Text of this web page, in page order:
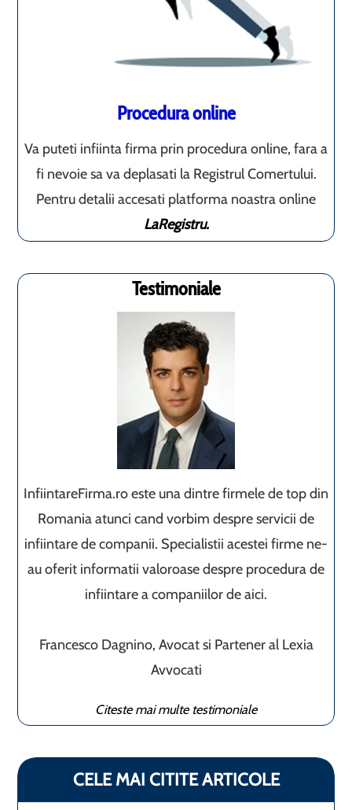
Procedura online
Va puteti infiinta firma prin procedura online, fara a
fi nevoie sa va deplasati la Registrul Comertului.
Pentru detalii accesati platforma noastra online
LaRegistru.
Testimoniale
InfiintareFirma.ro este una dintre firmele de top din
Romania atunci cand vorbim despre servicii de
infiintare de companii. Specialistii acestei firme ne-
au oferit informatii valoroase despre procedura de
infiintare a companiilor de aici.
Francesco Dagnino, Avocat si Partener al Lexia
Avvocati
Citeste mai multe testimoniale
CELE MAI CITITE ARTICOLE